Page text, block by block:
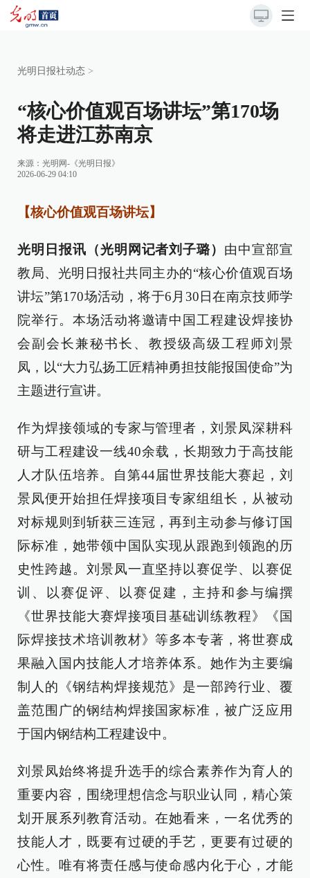
光明日报社动态 >
“核心价值观百场讲坛”第170场
将走进江苏南京
来源： 光明网-《光明日报》
2026-06-29 04:10
【核心价值观百场讲坛】
光明日报讯（光明网记者刘子璐） 由中宣部宣
教局、光明日报社共同主办的“核心价值观百场
讲坛”第170场活动，将于6月30日在南京技师学
院举行。本场活动将邀请中国工程建设焊接协
会副会长兼秘书长、教授级高级工程师刘景
凤，以“大力弘扬工匠精神勇担技能报国使命”为
主题进行宣讲。
作为焊接领域的专家与管理者，刘景凤深耕科
研与工程建设一线40余载，长期致力于高技能
人才队伍培养。自第44届世界技能大赛起，刘
景凤便开始担任焊接项目专家组组长，从被动
对标规则到斩获三连冠，再到主动参与修订国
际标准，她带领中国队实现从跟跑到领跑的历
史性跨越。刘景凤一直坚持以赛促学、以赛促
训、以赛促评、以赛促建，主持和参与编撰
《世界技能大赛焊接项目基础训练教程》《国
际焊接技术培训教材》等多本专著，将世赛成
果融入国内技能人才培养体系。她作为主要编
制人的《钢结构焊接规范》是一部跨行业、覆
盖范围广的钢结构焊接国家标准，被广泛应用
于国内钢结构工程建设中。
刘景凤始终将提升选手的综合素养作为育人的
重要内容，围绕理想信念与职业认同，精心策
划开展系列教育活动。在她看来，一名优秀的
技能人才，既要有过硬的手艺，更要有过硬的
心性。唯有将责任感与使命感内化于心，才能